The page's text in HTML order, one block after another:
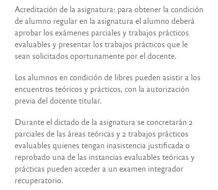
Acreditación de la asignatura: para obtener la condición
de alumno regular en la asignatura el alumno deberá
aprobar los exámenes parciales y trabajos prácticos
evaluables y presentar los trabajos prácticos que le
sean solicitados oportunamente por el docente.
Los alumnos en condición de libres pueden asistir a los
encuentros teóricos y prácticos, con la autorización
previa del docente titular.
Durante el dictado de la asignatura se concretarán 2
parciales de las áreas teóricas y 2 trabajos prácticos
evaluables quienes tengan inasistencia justificada o
reprobado una de las instancias evaluables teóricas y
prácticas pueden acceder a un examen integrador
recuperatorio.